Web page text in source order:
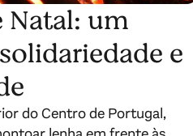
Natal: um
e
do Centro de Portugal,